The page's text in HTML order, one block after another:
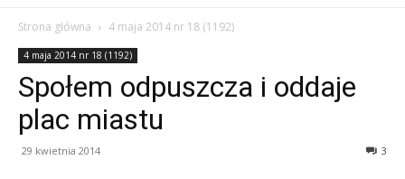
Strona główna 4 maja 2014 nr 18 (1192)
4 maja 2014 nr 18 (1192)
Społem odpuszcza i oddaje
plac miastu
29 kwietnia 2014 3